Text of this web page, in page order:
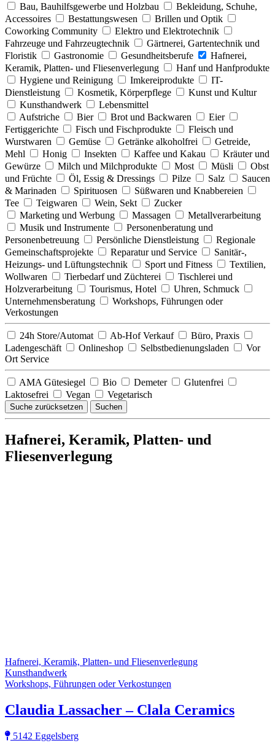
Bau, Bauhilfsgewerbe und Holzbau
Bekleidung, Schuhe,
Accessoires
Bestattungswesen
Brillen und Optik
Coworking Community
Elektro und Elektrotechnik
Fahrzeuge und Fahrzeugtechnik
Gärtnerei, Gartentechnik und
Floristik
Gastronomie Gesundheitsberufe
Hafnerei,
Keramik, Platten- und Fliesenverlegung
Hanf und Hanfprodukte
Hygiene und Reinigung
Imkereiprodukte
IT-
Dienstleistung
Kosmetik, Körperpflege
Kunst und Kultur
Kunsthandwerk
Lebensmittel
Aufstriche
Bier Brot und Backwaren
Eier
Fertiggerichte
Fisch und Fischprodukte
Fleisch und
Wurstwaren
Gemüse Getränke alkoholfrei
Getreide,
Mehl
Honig Insekten Kaffee und Kakau
Kräuter und
Gewürze
Milch und Milchprodukte Most Müsli
Obst
und Früchte
Öl, Essig & Dressings Pilze Salz
Saucen
& Marinaden
Spirituosen
Süßwaren und Knabbereien
Tee
Teigwaren Wein, Sekt
Zucker
Marketing und Werbung
Massagen
Metallverarbeitung
Musik und Instrumente
Personenberatung und
Personenbetreuung
Persönliche Dienstleistung
Regionale
Gemeinschaftsprojekte
Reparatur und Service
Sanitär-,
Heizungs- und Lüftungstechnik
Sport und Fitness
Textilien,
Wollwaren
Tierbedarf und Züchterei
Tischlerei und
Holzverarbeitung
Tourismus, Hotel
Uhren, Schmuck
Unternehmensberatung
Workshops, Führungen oder
Verkostungen
24h Store/Automat Ab-Hof Verkauf
Büro, Praxis
Ladengeschäft
Onlineshop Selbstbedienungsladen
Vor
Ort Service
AMA Gütesiegel Bio Demeter
Glutenfrei
Laktosefrei
Vegan Vegetarisch
Suche zurücksetzen Suchen
Hafnerei, Keramik, Platten- und
Fliesenverlegung
Hafnerei, Keramik, Platten- und Fliesenverlegung
Kunsthandwerk
Workshops, Führungen oder Verkostungen
Claudia Lassacher – Clala Ceramics
5142 Eggelsberg